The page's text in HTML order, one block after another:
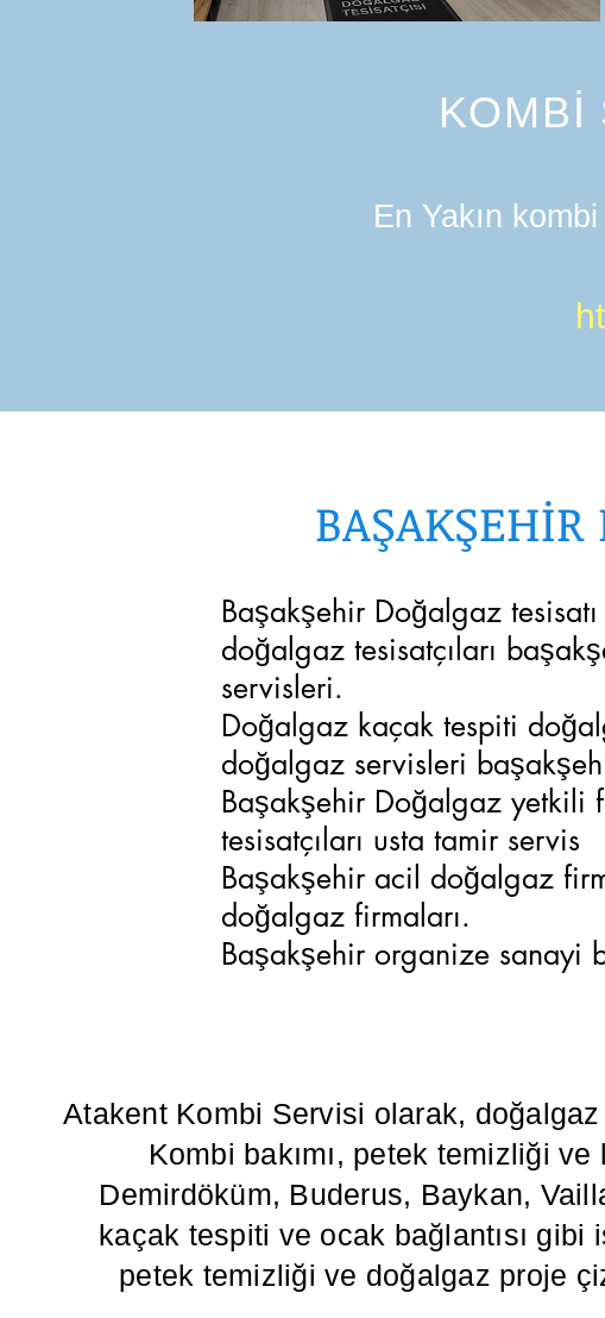
KOMBİ
En Yakın
BAŞAKŞEHİR
Başakşehir Doğalgaz
doğalgaz tesisatçıları
servisleri.
Doğalgaz kaçak tespiti
doğalgaz servisleri
Başakşehir Doğalgaz yetkili
tesisatçıları usta tamir servis
Başakşehir acil doğalgaz
doğalgaz firmaları.
Başakşehir organize sanayi
Atakent Kombi Servisi olarak,
Kombi bakımı, petek temizliği
Demirdöküm, Buderus, Baykan,
kaçak tespiti ve ocak bağlantısı
petek temizliği ve doğalgaz proje